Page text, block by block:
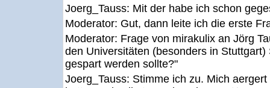
Joerg_Tauss: Mit der habe ich schon
Moderator: Gut, dann leite ich die erste
Moderator: Frage von mirakulix an Jörg
den Universitäten (besonders in
gespart werden sollte?"
Joerg_Tauss: Stimme ich zu. Mich